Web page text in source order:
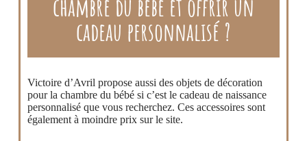
chambre du bébé et offrir un
cadeau personnalisé ?
Victoire d’Avril propose aussi des objets de décoration
pour la chambre du bébé si c’est le cadeau de naissance
personnalisé que vous recherchez. Ces accessoires sont
également à moindre prix sur le site.